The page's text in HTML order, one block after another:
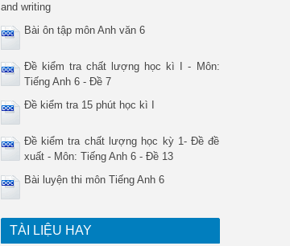
and writing
Bài ôn tập môn Anh văn 6
Đề kiểm tra chất lượng học kì I - Môn:
Tiếng Anh 6 - Đề 7
Đề kiểm tra 15 phút học kì I
Đề kiểm tra chất lượng học kỳ 1- Đề đề
xuất - Môn: Tiếng Anh 6 - Đề 13
Bài luyện thi môn Tiếng Anh 6
TÀI LIỆU HAY